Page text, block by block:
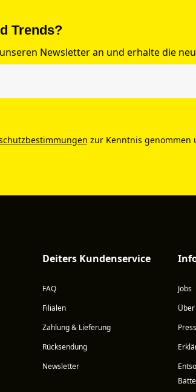
Trends?
Newsletter an und erhalte die
zur Kenntnis genommen
Deiters Kundenservice
FAQ
Filialen
Zahlung & Lieferung
Rücksendung
Newsletter
Jobs